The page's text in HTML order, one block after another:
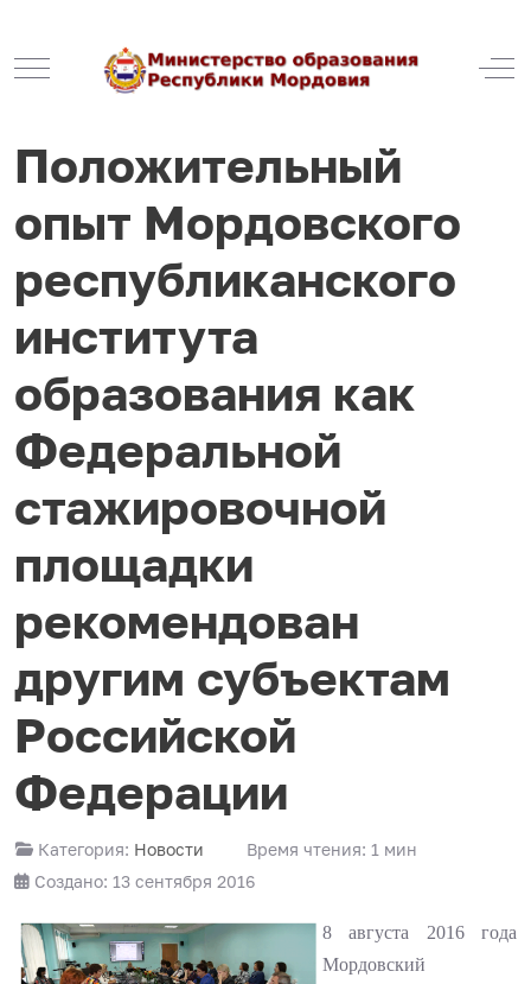
Mobile Menu Toggle
Положительный
опыт Мордовского
республиканского
института
образования как
Федеральной
стажировочной
площадки
рекомендован
другим субъектам
Российской
Федерации
Категория: Новости
Время чтения: 1 мин
Создано: 13 сентября 2016
8 августа 2016 года
Мордовский